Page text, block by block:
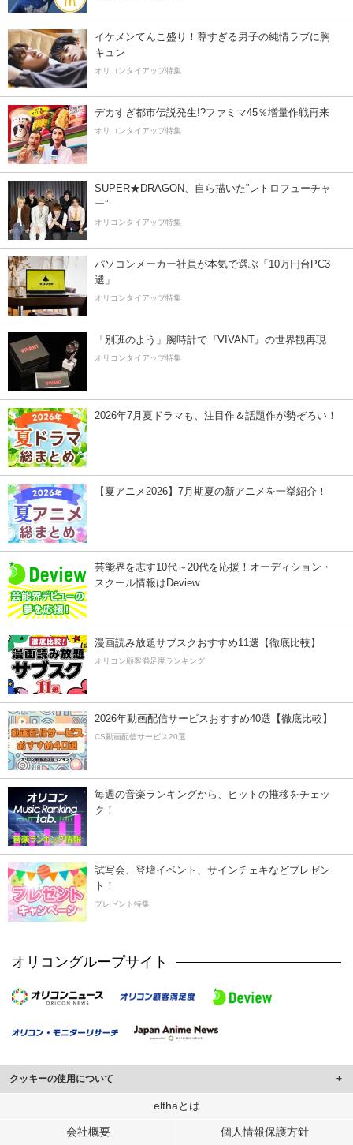
イケメンてんこ盛り！尊すぎる男子の純情ラブに胸
キュン
オリコンタイアップ特集
デカすぎ都市伝説発生!?ファミマ45％増量作戦再来
オリコンタイアップ特集
SUPER★DRAGON、自ら描いた”レトロフューチャ
ー”
オリコンタイアップ特集
パソコンメーカー社員が本気で選ぶ「10万円台PC3
選」
オリコンタイアップ特集
「別班のよう」腕時計で『VIVANT』の世界観再現
オリコンタイアップ特集
2026年7月夏ドラマも、注目作＆話題作が勢ぞろい！
【夏アニメ2026】7月期夏の新アニメを一挙紹介！
芸能界を志す10代～20代を応援！オーディション・
スクール情報はDeview
漫画読み放題サブスクおすすめ11選【徹底比較】
オリコン顧客満足度ランキング
2026年動画配信サービスおすすめ40選【徹底比較】
CS動画配信サービス20選
毎週の音楽ランキングから、ヒットの推移をチェッ
ク！
試写会、登壇イベント、サインチェキなどプレゼン
ト！
プレゼント特集
オリコングループサイト
クッキーの使用について
このサイトでは Cookie を使用して、ユーザーに合わせたコンテンツや広告の
行っています。
elthaとは
会社概要 個人情報保護方針